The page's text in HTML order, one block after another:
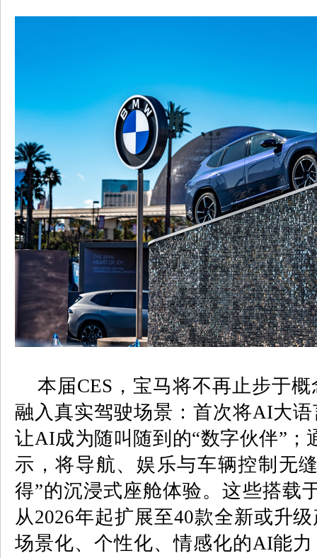
本届CES ，宝马将不再止步于
融入真实驾驶场景：首次将AI大
让AI成为随叫随到的“数字伙伴”；
示，将导航、娱乐与车辆控制无
得”的沉浸式座舱体验。这些搭载
从2026年起扩展至40款全新或升
场景化、个性化、情感化的AI能